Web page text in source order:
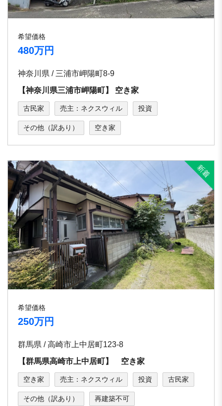
希望価格
480万円
神奈川県 / 三浦市岬陽町8-9
【神奈川県三浦市岬陽町】 空き家
古民家 売主：ネクスウィル 投資
その他（訳あり） 空き家
希望価格
250万円
群馬県 / 高崎市上中居町123-8
【群馬県高崎市上中居町】 空き家
空き家 売主：ネクスウィル 投資 古民家
その他（訳あり） 再建築不可